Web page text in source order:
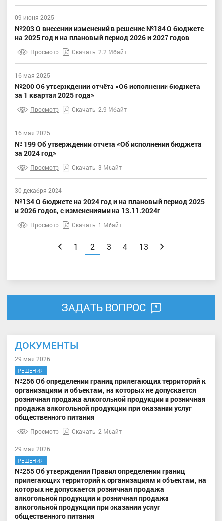
09 июня 2025
№203 О внесении изменений в решение №184 О бюджете
на 2025 год и на плановый период 2026 и 2027 годов
Просмотр Скачать 2.2 Мбайт
16 мая 2025
№200 Об утверждении отчёта «Об исполнении бюджета
за 1 квартал 2025 года»
Просмотр Скачать 2.9 Мбайт
16 мая 2025
№ 199 Об утверждении отчета «Об исполнении бюджета
за 2024 год»
Просмотр Скачать 3 Мбайт
30 декабря 2024
№134 О бюджете на 2024 год и на плановый период 2025
и 2026 годов, с изменениями на 13.11.2024г
Просмотр Скачать 1 Мбайт
Назад
1 2 3 4 13 Вперед
ЗАДАТЬ ВОПРОС
ДОКУМЕНТЫ
29 мая 2026
РЕШЕНИЯ
№256 Об определении границ прилегающих территорий к
организациям и объектам, на которых не допускается
розничная продажа алкогольной продукции и розничная
продажа алкогольной продукции при оказании услуг
общественного питания
Просмотр Скачать 2 Мбайт
29 мая 2026
РЕШЕНИЯ
№255 Об утверждении Правил определении границ
прилегающих территорий к организациям и объектам, на
которых не допускается розничная продажа
алкогольной продукции и розничная продажа
алкогольной продукции при оказании услуг
общественного питания